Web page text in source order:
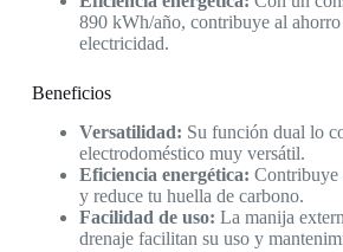
890 kWh/año, contribuye al
electricidad.
Beneficios
Versatilidad: Su función dual lo
electrodoméstico muy versátil.
Eficiencia energética: Contribuye
y reduce tu huella de carbono.
Facilidad de uso: La manija
drenaje facilitan su uso y